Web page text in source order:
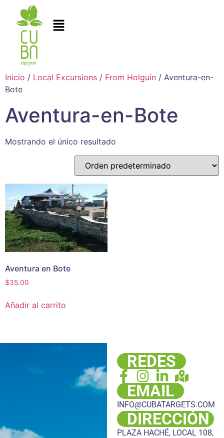
Inicio / Local Excursions / From Holguin / Aventura-en-
Bote
Aventura-en-Bote
Mostrando el único resultado
Aventura en Bote
$35.00
Añadir al carrito
REDES
EMAIL
INFO@CUBATARGETS.COM
DIRECCIÓN
PLAZA HACHÉ, LOCAL 108,